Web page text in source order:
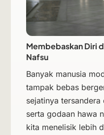
Membebaskan Diri
Nafsu
Banyak manusia
tampak bebas
sejatinya
serta godaan hawa
kita menelisik lebih